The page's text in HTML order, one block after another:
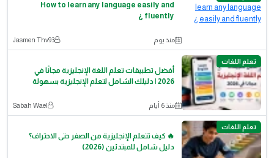
How to learn any language easily and
fluently ¿
منذ يوم Jasmen Thv93
تعلم اللغات
أفضل تطبيقات تعلم اللغة الإنجليزية مجانًا في
2026 | دليلك الشامل لتعلم الإنجليزية بسهولة
منذ 6 أيام Sabah Wael
تعلم اللغات
🔥 كيف تتعلم الإنجليزية من الصفر حتى الاحتراف؟
دليل شامل للمبتدئين (2026)